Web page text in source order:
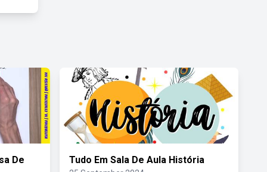
De
Tudo Em Sala De Aula História